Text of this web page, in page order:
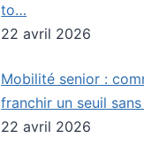
to…
22 avril 2026
Mobilité senior :
franchir un seuil
22 avril 2026